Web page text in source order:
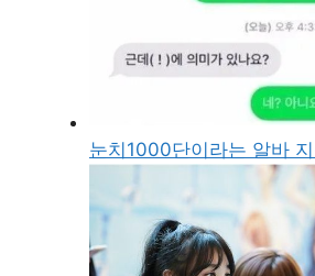
눈치1000단이라는 알바